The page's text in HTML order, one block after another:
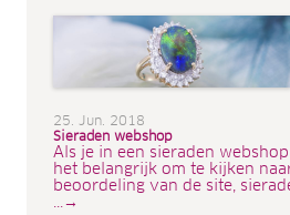
25. Jun. 2018
Sieraden webshop
Als je in een sieraden
het belangrijk om te kijken
beoordeling van de site,
...→